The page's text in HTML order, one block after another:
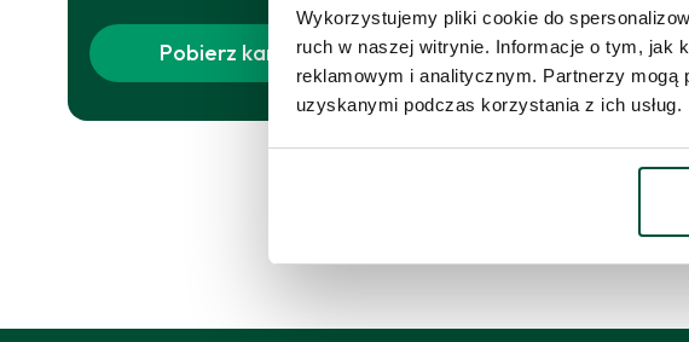
Wykorzystujemy pliki cookie do
ruch w naszej witrynie. Informacje o tym, jak
reklamowym i analitycznym. Partnerzy mogą
uzyskanymi podczas korzystania z ich usług.
Pobierz kartę